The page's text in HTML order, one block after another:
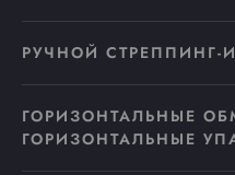
РУЧНОЙ СТРЕППИНГ-
ГОРИЗОНТАЛЬНЫЕ
ГОРИЗОНТАЛЬНЫЕ